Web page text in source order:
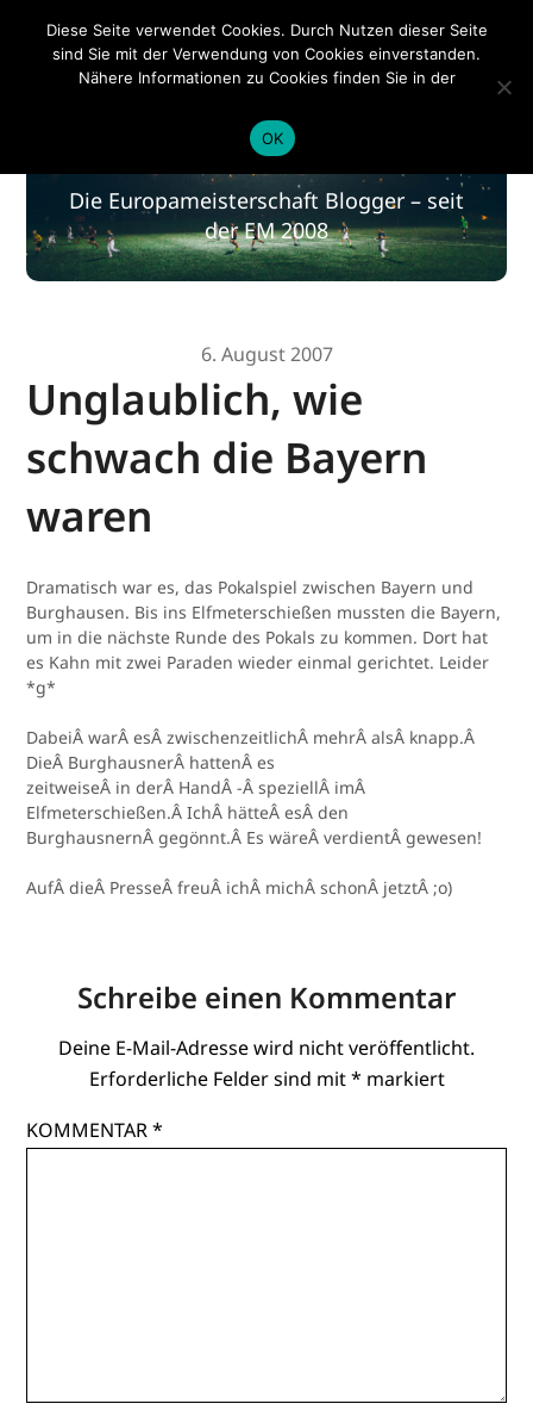
EM 2020
EM 2020
Die Europameisterschaft Blogger – seit
der EM 2008
6. August 2007
Unglaublich, wie
schwach die Bayern
waren
Dramatisch war es, das Pokalspiel zwischen Bayern und
Burghausen. Bis ins Elfmeterschießen mussten die Bayern,
um in die nächste Runde des Pokals zu kommen. Dort hat
es Kahn mit zwei Paraden wieder einmal gerichtet. Leider
*g*
DabeiÂ warÂ esÂ zwischenzeitlichÂ mehrÂ alsÂ knapp.Â
DieÂ BurghausnerÂ hattenÂ es
zeitweiseÂ in derÂ HandÂ -Â speziellÂ imÂ
Elfmeterschießen.Â IchÂ hätteÂ esÂ den
BurghausnernÂ gegönnt.Â Es wäreÂ verdientÂ gewesen!
AufÂ dieÂ PresseÂ freuÂ ichÂ michÂ schonÂ jetztÂ ;o)
Schreibe einen Kommentar
Deine E-Mail-Adresse wird nicht veröffentlicht.
Erforderliche Felder sind mit* markiert
KOMMENTAR*
Diese Seite verwendet Cookies. Durch Nutzen dieser Seite
sind Sie mit der Verwendung von Cookies einverstanden.
Nähere Informationen zu Cookies finden Sie in der
OK